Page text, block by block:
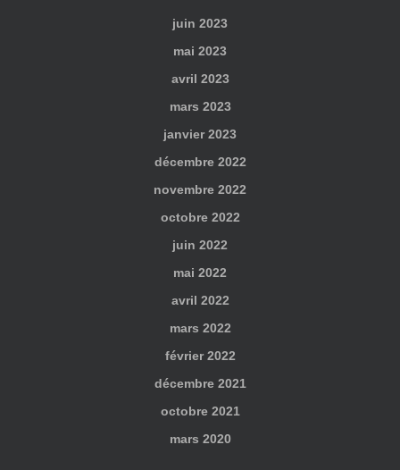
juin 2023
mai 2023
avril 2023
mars 2023
janvier 2023
décembre 2022
novembre 2022
octobre 2022
juin 2022
mai 2022
avril 2022
mars 2022
février 2022
décembre 2021
octobre 2021
mars 2020